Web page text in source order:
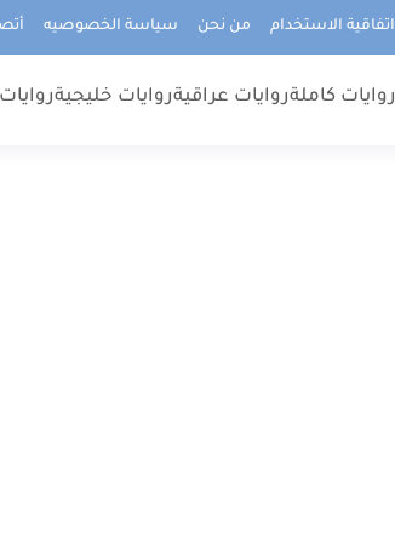
اتفاقية الاستخدام من نحن سياسة الخصوصيه
روايات كاملةروايات عراقيةروايات خليجية